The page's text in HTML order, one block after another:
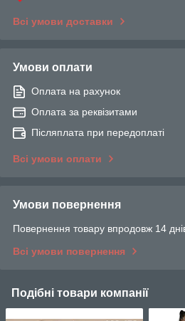
Всі умови доставки
Умови оплати
Оплата на рахунок
Оплата за реквізитами
Післяплата при передоплаті
Всі умови оплати
Умови повернення
Повернення товару впродовж 14
Всі умови повернення
Подібні товари компанії